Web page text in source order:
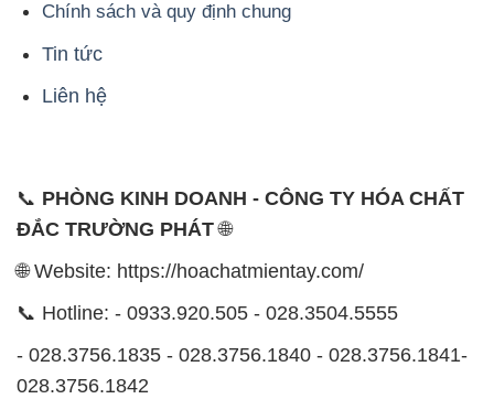
Chính sách và quy định chung
Tin tức
Liên hệ
📞 PHÒNG KINH DOANH - CÔNG TY HÓA CHẤT
ĐẮC TRƯỜNG PHÁT🌐
🌐 Website: https://hoachatmientay.com/
📞 Hotline: - 0933.920.505 - 028.3504.5555
- 028.3756.1835 - 028.3756.1840 - 028.3756.1841-
028.3756.1842